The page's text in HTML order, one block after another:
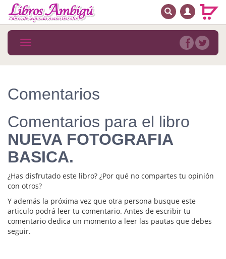
MENÚ PRINCIPAL
Novedades
MATERIAS
Arte
Astrología. Ocultismo
Autoayuda. Conocimiento personal
Autoayuda. Crecimiento personal
Biografía
Biografías
BUSCAR
Toggle
navigation
Comentarios
Comentarios para el libro
NUEVA FOTOGRAFIA
BASICA.
¿Has disfrutado este libro? ¿Por qué no compartes tu opinión
con otros?
Y además la próxima vez que otra persona busque este
articulo podrá leer tu comentario. Antes de escribir tu
comentario dedica un momento a leer las pautas que debes
seguir.